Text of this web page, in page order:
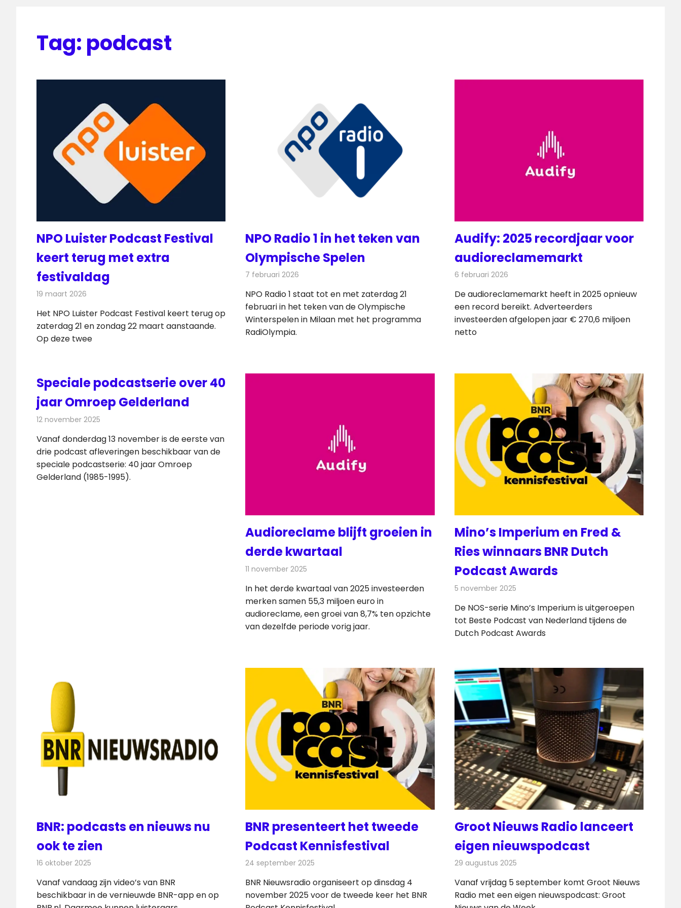
Tag: podcast
NPO Luister Podcast Festival
keert terug met extra
festivaldag
19 maart 2026
Het NPO Luister Podcast Festival keert terug op
zaterdag 21 en zondag 22 maart aanstaande.
Op deze twee
NPO Radio 1 in het teken van
Olympische Spelen
7 februari 2026
NPO Radio 1 staat tot en met zaterdag 21
februari in het teken van de Olympische
Winterspelen in Milaan met het programma
RadiOlympia.
Audify: 2025 recordjaar voor
audioreclamemarkt
6 februari 2026
De audioreclamemarkt heeft in 2025 opnieuw
een record bereikt. Adverteerders
investeerden afgelopen jaar € 270,6 miljoen
netto
Speciale podcastserie over 40
jaar Omroep Gelderland
12 november 2025
Vanaf donderdag 13 november is de eerste van
drie podcast afleveringen beschikbaar van de
speciale podcastserie: 40 jaar Omroep
Gelderland (1985-1995).
Audioreclame blijft groeien in
derde kwartaal
11 november 2025
In het derde kwartaal van 2025 investeerden
merken samen 55,3 miljoen euro in
audioreclame, een groei van 8,7% ten opzichte
van dezelfde periode vorig jaar.
Mino’s Imperium en Fred &
Ries winnaars BNR Dutch
Podcast Awards
5 november 2025
De NOS-serie Mino’s Imperium is uitgeroepen
tot Beste Podcast van Nederland tijdens de
Dutch Podcast Awards
BNR: podcasts en nieuws nu
ook te zien
16 oktober 2025
Vanaf vandaag zijn video’s van BNR
beschikbaar in de vernieuwde BNR-app en op
BNR presenteert het tweede
Podcast Kennisfestival
24 september 2025
BNR Nieuwsradio organiseert op dinsdag 4
november 2025 voor de tweede keer het BNR
Groot Nieuws Radio lanceert
eigen nieuwspodcast
29 augustus 2025
Vanaf vrijdag 5 september komt Groot Nieuws
Radio met een eigen nieuwspodcast: Groot